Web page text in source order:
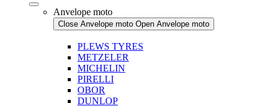
Anvelope moto
Close Anvelope moto Open Anvelope moto
PLEWS TYRES
METZELER
MICHELIN
PIRELLI
OBOR
DUNLOP